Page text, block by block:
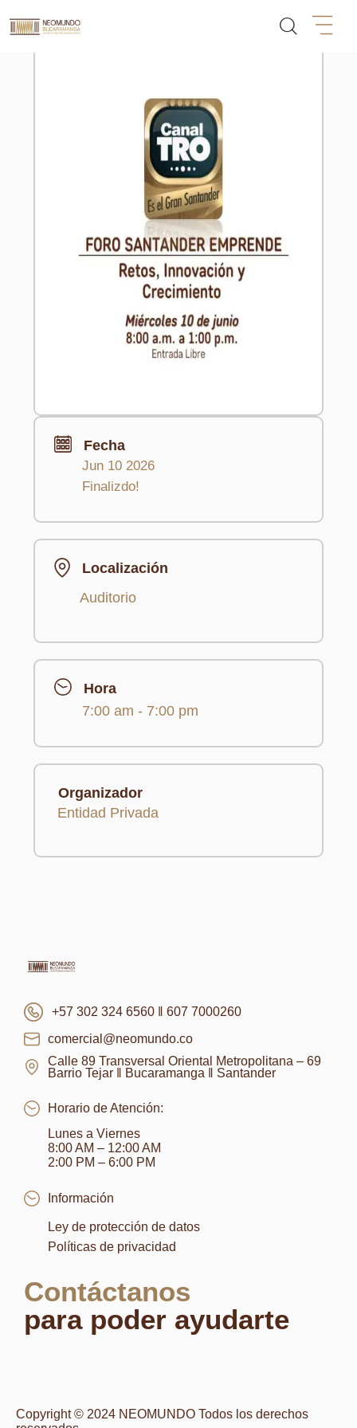
Fecha
Jun 10 2026
Finalizdo!
Localización
Auditorio
Hora
7:00 am - 7:00 pm
Organizador
Entidad Privada
+57 302 324 6560 ‖ 607 7000260
comercial@neomundo.co
Calle 89 Transversal Oriental Metropolitana – 69
Barrio Tejar ‖ Bucaramanga ‖ Santander
Horario de Atención:
Lunes a Viernes
8:00 AM – 12:00 AM
2:00 PM – 6:00 PM
Información
Ley de protección de datos
Políticas de privacidad
Contáctanos
para poder ayudarte
Copyright © 2024 NEOMUNDO Todos los derechos